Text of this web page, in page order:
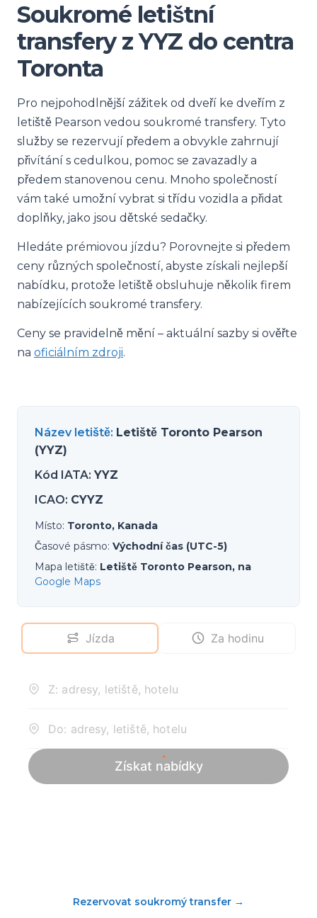
Soukromé letištní
transfery z YYZ do centra
Toronta
Pro nejpohodlnější zážitek od dveří ke dveřím z
letiště Pearson vedou soukromé transfery. Tyto
služby se rezervují předem a obvykle zahrnují
přivítání s cedulkou, pomoc se zavazadly a
předem stanovenou cenu. Mnoho společností
vám také umožní vybrat si třídu vozidla a přidat
doplňky, jako jsou dětské sedačky.
Hledáte prémiovou jízdu? Porovnejte si předem
ceny různých společností, abyste získali nejlepší
nabídku, protože letiště obsluhuje několik firem
nabízejících soukromé transfery.
Ceny se pravidelně mění – aktuální sazby si ověřte
na oficiálním zdroji.
Název letiště: Letiště Toronto Pearson
(YYZ)
Kód IATA: YYZ
ICAO: CYYZ
Místo: Toronto, Kanada
Časové pásmo: Východní čas (UTC-5)
Mapa letiště: Letiště Toronto Pearson, na
Google Maps
Rezervovat soukromý transfer →